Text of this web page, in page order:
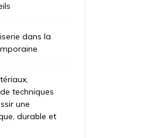
dans la
techniques
une
durable et